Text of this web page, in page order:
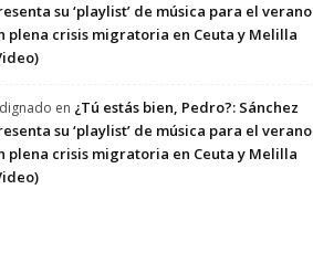
su ‘playlist’ de música para el verano
plena crisis migratoria en Ceuta y Melilla
en ¿Tú estás bien, Pedro?: Sánchez
su ‘playlist’ de música para el verano
plena crisis migratoria en Ceuta y Melilla